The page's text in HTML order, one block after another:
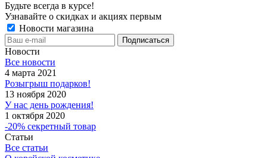
Будьте всегда в курсе!
Узнавайте о скидках и акциях первым
Новости магазина
Новости
Все новости
4 марта 2021
Розыгрыш подарков!
13 ноября 2020
У нас день рождения!
1 октября 2020
-20% секретный товар
Статьи
Все статьи